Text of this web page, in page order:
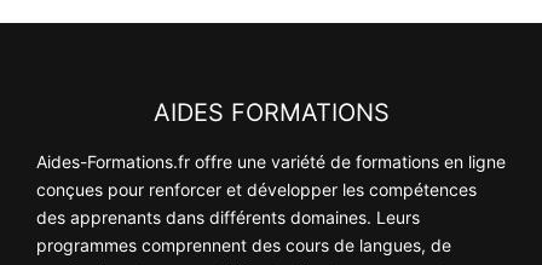
AIDES FORMATIONS
Aides-Formations.fr offre une variété de formations en ligne
conçues pour renforcer et développer les compétences
des apprenants dans différents domaines. Leurs
programmes comprennent des cours de langues, de